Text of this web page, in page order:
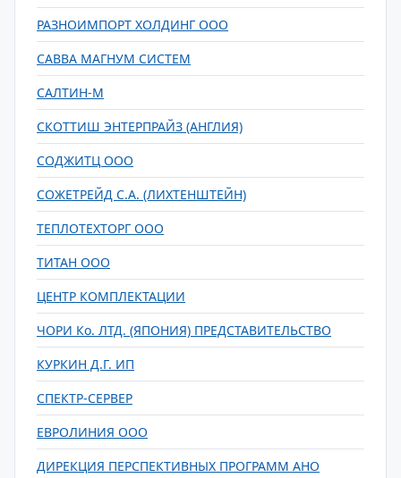
РАЗНОИМПОРТ ХОЛДИНГ ООО
САВВА МАГНУМ СИСТЕМ
САЛТИН-М
СКОТТИШ ЭНТЕРПРАЙЗ (АНГЛИЯ)
СОДЖИТЦ ООО
СОЖЕТРЕЙД С.А. (ЛИХТЕНШТЕЙН)
ТЕПЛОТЕХТОРГ ООО
ТИТАН ООО
ЦЕНТР КОМПЛЕКТАЦИИ
ЧОРИ Ко. ЛТД. (ЯПОНИЯ) ПРЕДСТАВИТЕЛЬСТВО
КУРКИН Д.Г. ИП
СПЕКТР-СЕРВЕР
ЕВРОЛИНИЯ ООО
ДИРЕКЦИЯ ПЕРСПЕКТИВНЫХ ПРОГРАММ АНО